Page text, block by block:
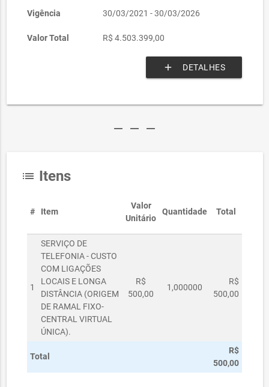
Vigência 30/03/2021 - 30/03/2026
Valor Total R$ 4.503.399,00
add DETALHES
remove remove remove
list Itens
# Item
Valor
Unitário
Quantidade Total
1
SERVIÇO DE
TELEFONIA - CUSTO
COM LIGAÇÕES
LOCAIS E LONGA
DISTÂNCIA (ORIGEM
DE RAMAL FIXO-
CENTRAL VIRTUAL
ÚNICA).
R$
500,00
1,000000
R$
500,00
Total
R$
500,00